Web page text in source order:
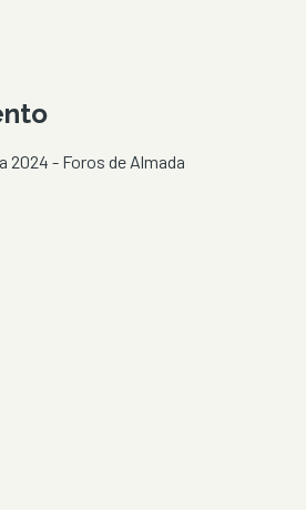
2024 - Foros de Almada